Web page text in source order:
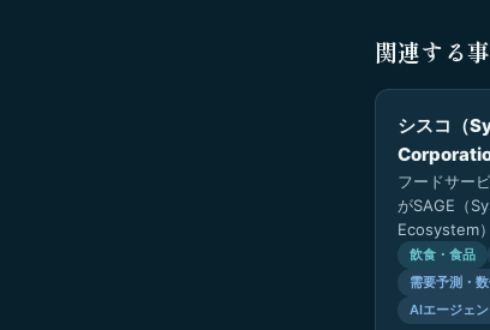
関連する
シスコ（
フードサー
がSAGE（
Ecosystem
サプライチ
ックオフィ
飲食・食品
需要予測・
AIエージェン